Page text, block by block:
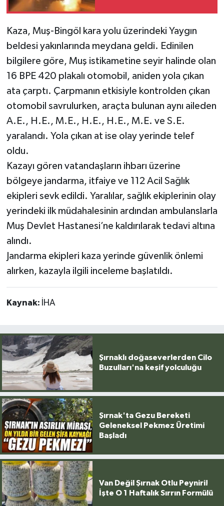
Kaza, Muş-Bingöl kara yolu üzerindeki Yaygın
beldesi yakınlarında meydana geldi. Edinilen
bilgilere göre, Muş istikametine seyir halinde olan
16 BPE 420 plakalı otomobil, aniden yola çıkan
ata çarptı. Çarpmanın etkisiyle kontrolden çıkan
otomobil savrulurken, araçta bulunan aynı aileden
A.E., H.E., M.E., H.E., H.E., M.E. ve S.E.
yaralandı. Yola çıkan at ise olay yerinde telef
oldu.
Kazayı gören vatandaşların ihbarı üzerine
bölgeye jandarma, itfaiye ve 112 Acil Sağlık
ekipleri sevk edildi. Yaralılar, sağlık ekiplerinin olay
yerindeki ilk müdahalesinin ardından ambulanslarla
Muş Devlet Hastanesi’ne kaldırılarak tedavi altına
alındı.
Jandarma ekipleri kaza yerinde güvenlik önlemi
alırken, kazayla ilgili inceleme başlatıldı.
Kaynak: İHA
Şırnaklı doğaseverlerden Cilo
Buzulları'na keşif yolculuğu
Şırnak'ta Gezu Bereketi
Geleneksel Pekmez Üretimi
Başladı
Van Değil Şırnak Otlu Peyniri!
İşte O 1 Haftalık Sırrın Formülü